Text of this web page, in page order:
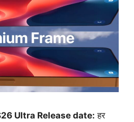
Ultra Release date: हर